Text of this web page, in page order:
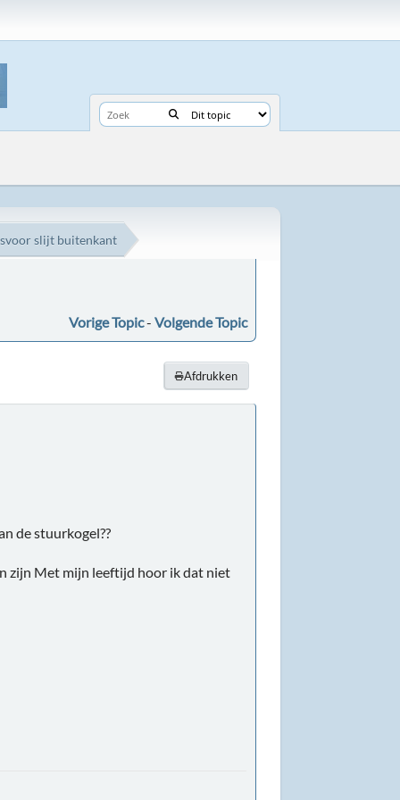
slijt buitenkant
Vorige Topic- Volgende Topic
Afdrukken
de stuurkogel??
zijn Met mijn leeftijd hoor ik dat niet